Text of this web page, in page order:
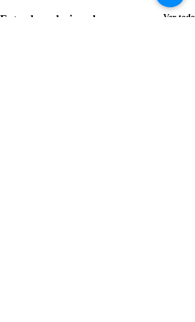
Entradas relacionadas Ver todo